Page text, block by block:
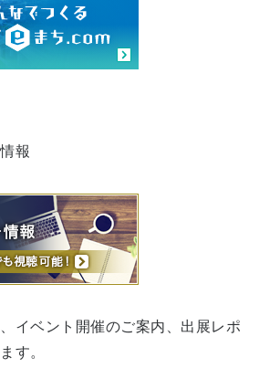
報
イベント開催のご案内、出展レポ
す。